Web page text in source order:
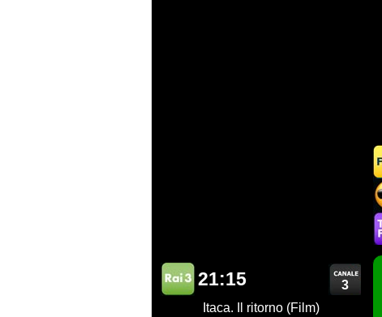
21:15
3
Itaca. Il ritorno (Film)